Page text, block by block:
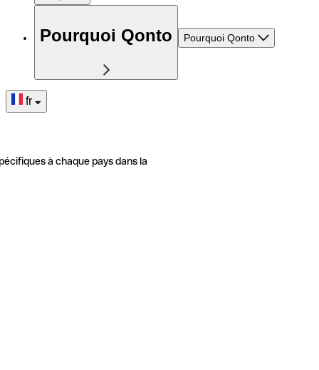
Pourquoi Qonto Pourquoi Qonto
fr
à chaque pays dans la